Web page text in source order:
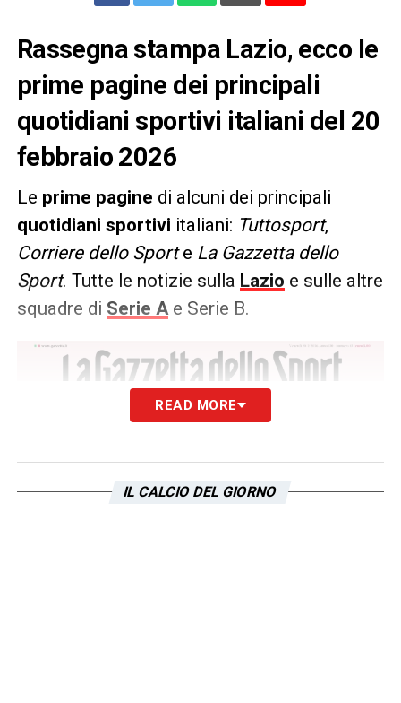
Rassegna stampa Lazio, ecco le
prime pagine dei principali
quotidiani sportivi italiani del 20
febbraio 2026
Le prime pagine di alcuni dei principali
quotidiani sportivi italiani: Tuttosport,
Corriere dello Sporte La Gazzetta dello
Sport. Tutte le notizie sulla Lazio e sulle altre
squadre di Serie Ae Serie B.
READ MORE
IL CALCIO DEL GIORNO